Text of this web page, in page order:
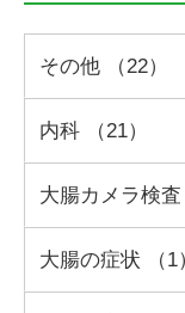
その他 （22）
内科 （21）
大腸カメラ検査
大腸の症状 （1